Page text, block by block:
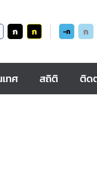
ก ก -ก ก
ทศ สถิติ ติด